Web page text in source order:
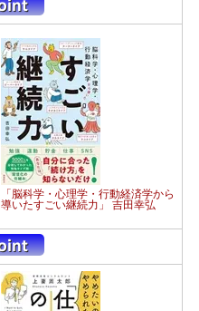
「脳科学・心理学・行動経済学から
導いたすごい継続力」 吉田幸弘